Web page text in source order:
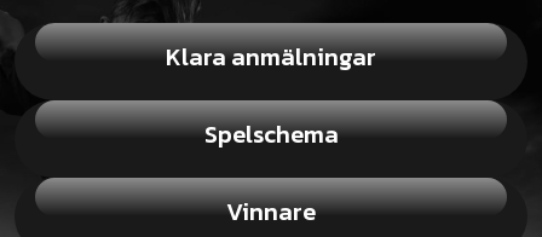
Klara anmälningar
Spelschema
Vinnare